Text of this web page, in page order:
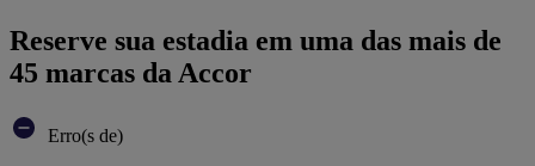
Reserve sua estadia em uma das mais de
45 marcas da Accor
Erro(s de)